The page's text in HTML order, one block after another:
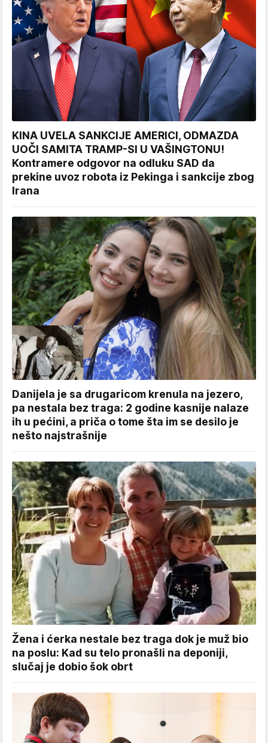
KINA UVELA SANKCIJE AMERICI, ODMAZDA
UOČI SAMITA TRAMP-SI U VAŠINGTONU!
Kontramere odgovor na odluku SAD da
prekine uvoz robota iz Pekinga i sankcije zbog
Irana
Danijela je sa drugaricom krenula na jezero,
pa nestala bez traga: 2 godine kasnije nalaze
ih u pećini, a priča o tome šta im se desilo je
nešto najstrašnije
Žena i ćerka nestale bez traga dok je muž bio
na poslu: Kad su telo pronašli na deponiji,
slučaj je dobio šok obrt